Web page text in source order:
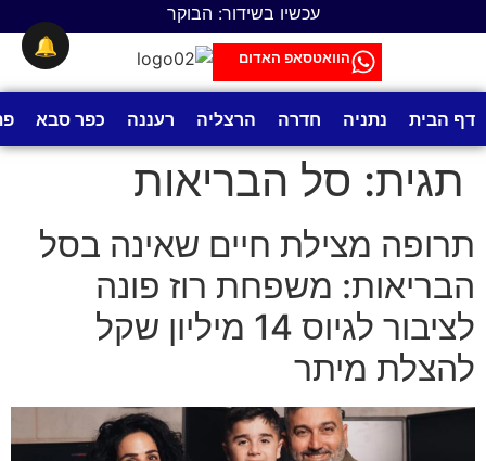
עכשיו בשידור: הבוקר
הוואטסאפ האדום
דף הבית נתניה חדרה הרצליה רעננה כפר סבא
תגית: סל הבריאות
תרופה מצילת חיים שאינה בסל
הבריאות: משפחת רוז פונה
לציבור לגיוס 14 מיליון שקל
להצלת מיתר
🔔